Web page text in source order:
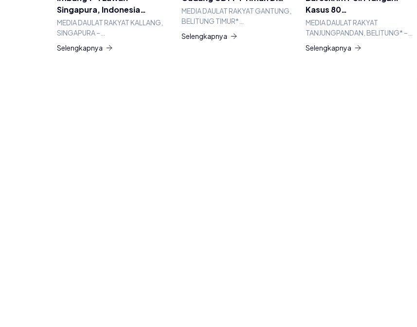
Singapura, Indonesia…
MEDIA DAULAT RAKYAT KALLANG,
SINGAPURA –…
Selengkapnya
MEDIA DAULAT RAKYAT GANTUNG,
BELITUNG TIMUR*…
Selengkapnya
Kasus 80…
MEDIA DAULAT RAKYAT
TANJUNGPANDAN, BELITUNG* –…
Selengkapnya